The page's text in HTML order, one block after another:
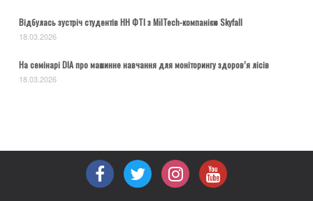
Відбулась зустріч студентів НН ФТІ з MilTech-компанією Skyfall
18.03.2026
На семінарі DIA про машинне навчання для моніторингу здоров’я лісів
18.03.2026